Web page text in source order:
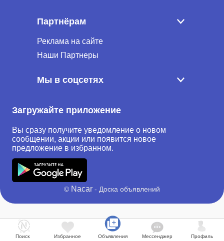
Партнёрам
Реклама на сайте
Наши Партнеры
Мы в соцсетях
Загружайте приложение
Вы сразу получите уведомление о новом
сообщении, акции или появится новое
предложение в избранном.
© Nacar - Доска объявлений
Поиск Избранное Объявления Мессенджер Профиль